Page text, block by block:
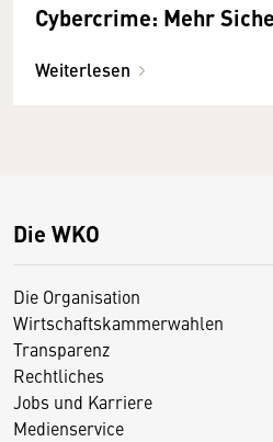
Cybercrime: Mehr
Weiterlesen
Die WKO
Die Organisation
Wirtschaftskammerwahlen
Transparenz
Rechtliches
Jobs und Karriere
Medienservice